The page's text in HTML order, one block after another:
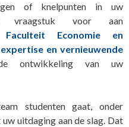
of knelpunten in uw
vraagstuk voor aan
Faculteit Economie en
expertise en vernieuwende
van uw
studenten gaat, onder
uitdaging aan de slag. Dat